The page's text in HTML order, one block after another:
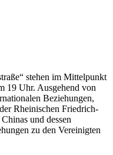
stehen im Mittelpunkt
19 Uhr. Ausgehend von
Beziehungen,
Rheinischen Friedrich-
und dessen
zu den Vereinigten